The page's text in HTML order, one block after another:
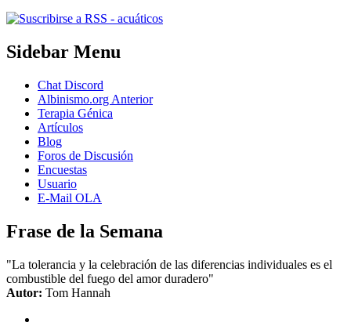
Sidebar Menu
Chat Discord
Albinismo.org Anterior
Terapia Génica
Artículos
Blog
Foros de Discusión
Encuestas
Usuario
E-Mail OLA
Frase de la Semana
"La tolerancia y la celebración de las diferencias individuales es el
combustible del fuego del amor duradero"
Autor: Tom Hannah